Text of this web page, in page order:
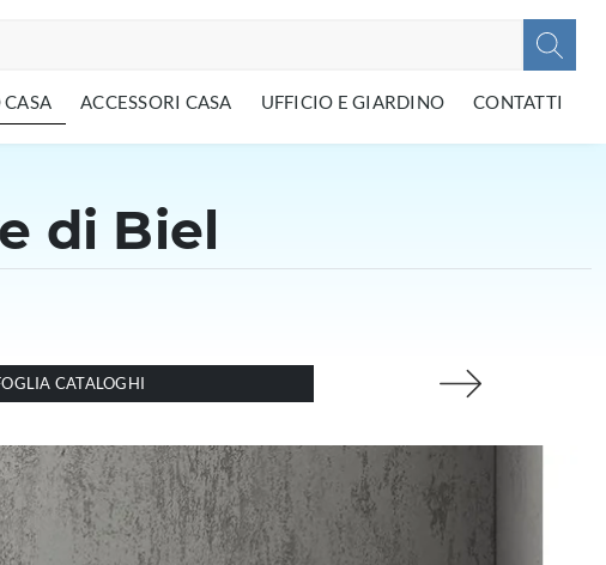
ACCESSORI CASA UFFICIO E GIARDINO CONTATTI
di Biel
CATALOGHI